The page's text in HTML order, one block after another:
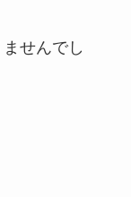
せんでし